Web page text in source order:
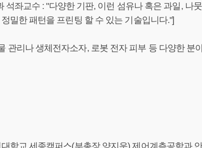
석좌교수 : "다양한 기판, 이런 섬유나 혹은 과일, 나
밀한 패턴을 프린팅 할 수 있는 기술입니다."]
관리나 생체전자소자, 로봇 전자 피부 등 다양한 분
학교 세종캠퍼스(부총장 양지운) 제어계측공학과